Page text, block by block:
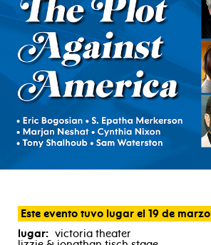
america
Este evento tuvo lugar el 19 de marzo
lugar: victoria theater